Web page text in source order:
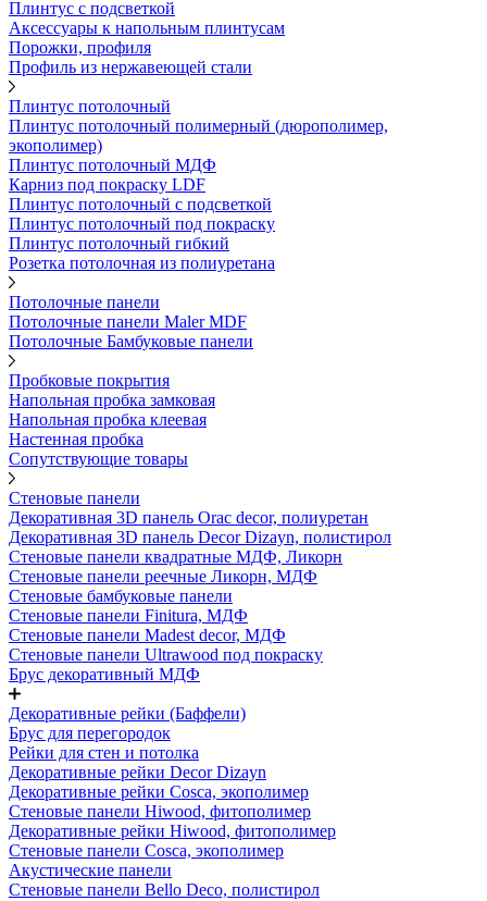
Плинтус с подсветкой
Аксессуары к напольным плинтусам
Порожки, профиля
Профиль из нержавеющей стали
Плинтус потолочный
Плинтус потолочный полимерный (дюрополимер,
экополимер)
Плинтус потолочный МДФ
Карниз под покраску LDF
Плинтус потолочный с подсветкой
Плинтус потолочный под покраску
Плинтус потолочный гибкий
Розетка потолочная из полиуретана
Потолочные панели
Потолочные панели Maler MDF
Потолочные Бамбуковые панели
Пробковые покрытия
Напольная пробка замковая
Напольная пробка клеевая
Настенная пробка
Сопутствующие товары
Стеновые панели
Декоративная 3D панель Orac decor, полиуретан
Декоративная 3D панель Decor Dizayn, полистирол
Стеновые панели квадратные МДФ, Ликорн
Стеновые панели реечные Ликорн, МДФ
Стеновые бамбуковые панели
Стеновые панели Finitura, МДФ
Стеновые панели Madest decor, МДФ
Стеновые панели Ultrawood под покраску
Брус декоративный МДФ
Декоративные рейки (Баффели)
Брус для перегородок
Рейки для стен и потолка
Декоративные рейки Decor Dizayn
Декоративные рейки Cosca, экополимер
Стеновые панели Hiwood, фитополимер
Декоративные рейки Hiwood, фитополимер
Стеновые панели Cosca, экополимер
Акустические панели
Стеновые панели Bello Deco, полистирол